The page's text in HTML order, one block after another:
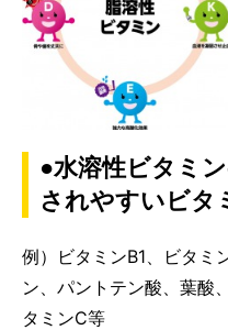
●水溶性ビタミ
されやすいビタ
例）ビタミンB1、ビタミ
ン、パントテン酸、葉酸
タミンC等